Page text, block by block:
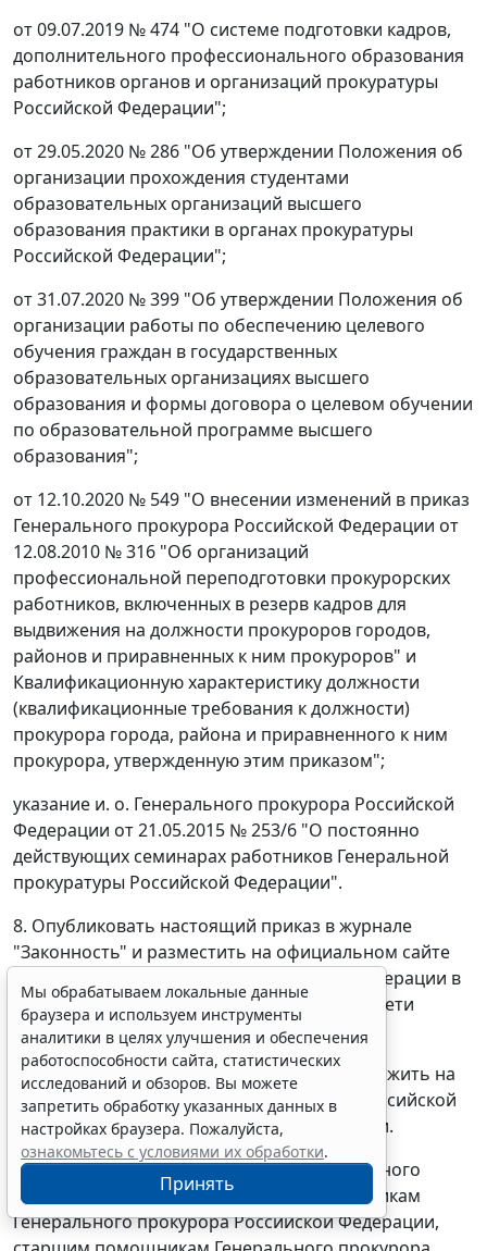
от 09.07.2019 № 474 "О системе подготовки кадров,
дополнительного профессионального образования
работников органов и организаций прокуратуры
Российской Федерации";
от 29.05.2020 № 286 "Об утверждении Положения об
организации прохождения студентами
образовательных организаций высшего
образования практики в органах прокуратуры
Российской Федерации";
от 31.07.2020 № 399 "Об утверждении Положения об
организации работы по обеспечению целевого
обучения граждан в государственных
образовательных организациях высшего
образования и формы договора о целевом обучении
по образовательной программе высшего
образования";
от 12.10.2020 № 549 "О внесении изменений в приказ
Генерального прокурора Российской Федерации от
12.08.2010 № 316 "Об организаций
профессиональной переподготовки прокурорских
работников, включенных в резерв кадров для
выдвижения на должности прокуроров городов,
районов и приравненных к ним прокуроров" и
Квалификационную характеристику должности
(квалификационные требования к должности)
прокурора города, района и приравненного к ним
прокурора, утвержденную этим приказом";
указание и. о. Генерального прокурора Российской
Федерации от 21.05.2015 № 253/6 "О постоянно
действующих семинарах работников Генеральной
прокуратуры Российской Федерации".
8. Опубликовать настоящий приказ в журнале
"Законность" и разместить на официальном сайте
Генеральной прокуратуры Российской Федерации в
информационно-телекоммуникационной сети
"Интернет".
9. Контроль за исполнением приказа возложить на
заместителей Генерального прокурора Российской
Федерации по направлениям деятельности.
Приказ направить заместителям Генерального
прокурора Российской Федерации, советникам
Генерального прокурора Российской Федерации,
Мы обрабатываем локальные данные
браузера и используем инструменты
аналитики в целях улучшения и обеспечения
работоспособности сайта, статистических
исследований и обзоров. Вы можете
запретить обработку указанных данных в
настройках браузера. Пожалуйста,
ознакомьтесь с условиями их обработки.
Принять